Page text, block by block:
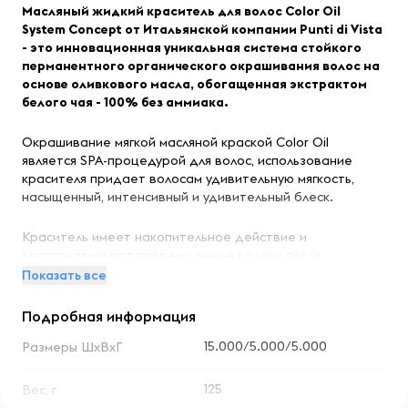
Масляный жидкий краситель для волос Color Oil
System Concept от Итальянской компании Punti di Vista
- это инновационная уникальная система стойкого
перманентного органического окрашивания волос на
основе оливкового масла, обогащенная экстрактом
белого чая - 100% без аммиака.
Окрашивание мягкой масляной краской Color Oil
является SPA-процедурой для волос, использование
красителя придает волосам удивительную мягкость,
насыщенный, интенсивный и удивительный блеск.
Краситель имеет накопительное действие и
процедуры окрашивания, волосы укрепляются и
выпадение за счет улучшения кровообращения кожи
головы.
обновляющий эффект, волосы приобретают
Показать все
Подробная информация
Размеры ШхВхГ 15.000/5.000/5.000
Вес, г 125